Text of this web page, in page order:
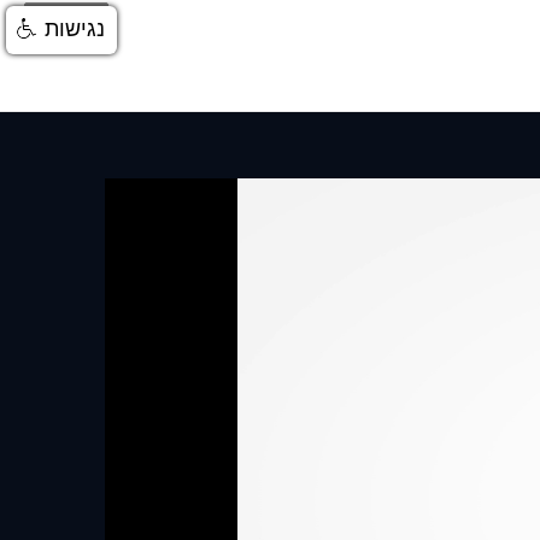
התחברות
נגישות